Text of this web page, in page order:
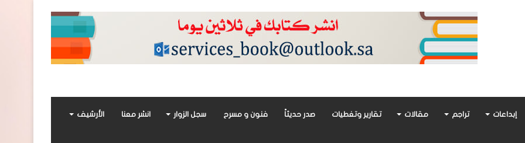
إبداعات تراجم مقالات تقارير وتغطيات صدر حديثاً فنون و مسرح سجل الزوار انشر معنا الأرشيف